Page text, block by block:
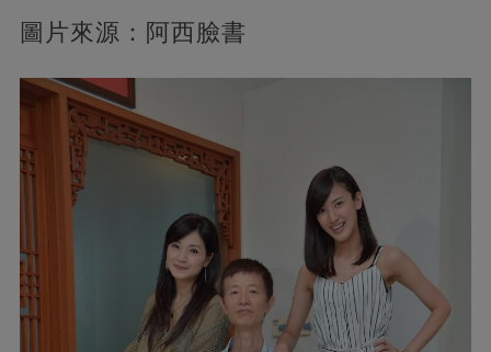
圖片來源：阿西臉書